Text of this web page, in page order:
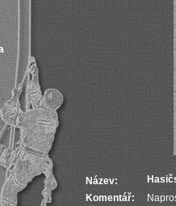
Název:
Komentář: